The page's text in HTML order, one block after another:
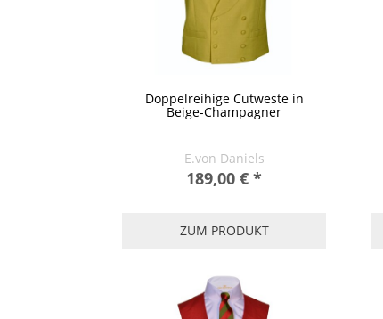
Doppelreihige Cutweste in
Beige-Champagner
E.von Daniels
189,00 € *
ZUM PRODUKT